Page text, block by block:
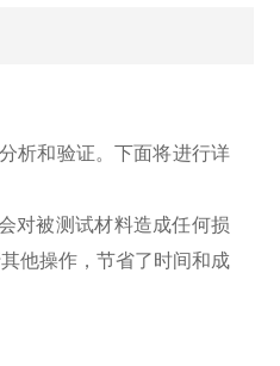
析和验证。下面将进行详
对被测试材料造成任何损
他操作，节省了时间和成